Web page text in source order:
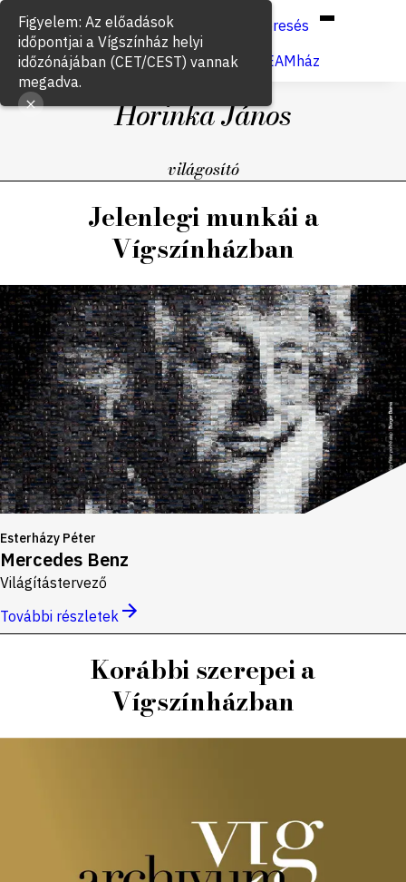
Keresés
Jegyvásárlás
VígSTREAMház
Horinka János
világosító
Jelenlegi munkái a
Vígszínházban
Esterházy Péter
Mercedes Benz
Világítástervező
További részletek
Korábbi szerepei a
Vígszínházban
Figyelem: Az előadások
időpontjai a Vígszínház helyi
időzónájában (CET/CEST) vannak
megadva.